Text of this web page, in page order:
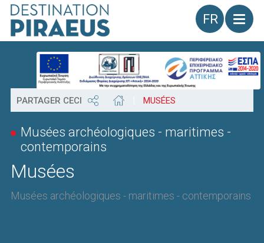
Langue
PARTAGER CECI MUSÉES
Musées archéologiques - maritimes -
contemporains
Musées
Musées archéologiques - maritimes - contemporains